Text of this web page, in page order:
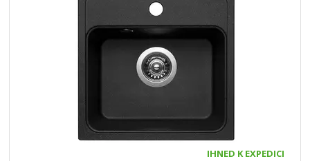
IHNED K EXPEDICI